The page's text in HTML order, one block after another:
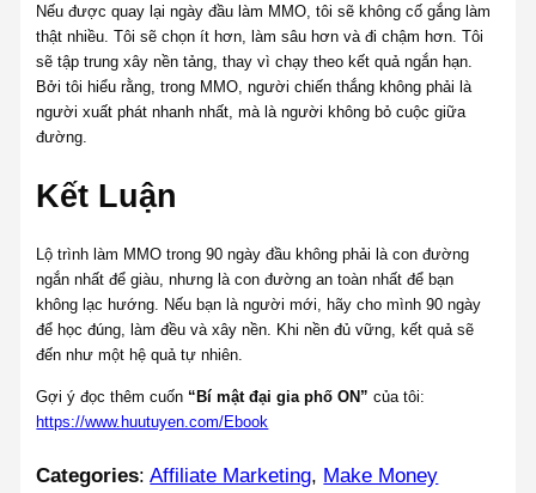
Nếu được quay lại ngày đầu làm MMO, tôi sẽ không cố gắng làm
thật nhiều. Tôi sẽ chọn ít hơn, làm sâu hơn và đi chậm hơn. Tôi
sẽ tập trung xây nền tảng, thay vì chạy theo kết quả ngắn hạn.
Bởi tôi hiểu rằng, trong MMO, người chiến thắng không phải là
người xuất phát nhanh nhất, mà là người không bỏ cuộc giữa
đường.
Kết Luận
Lộ trình làm MMO trong 90 ngày đầu không phải là con đường
ngắn nhất để giàu, nhưng là con đường an toàn nhất để bạn
không lạc hướng. Nếu bạn là người mới, hãy cho mình 90 ngày
để học đúng, làm đều và xây nền. Khi nền đủ vững, kết quả sẽ
đến như một hệ quả tự nhiên.
Gợi ý đọc thêm cuốn “Bí mật đại gia phố ON” của tôi:
https://www.huutuyen.com/Ebook
Categories:Affiliate Marketing, Make Money